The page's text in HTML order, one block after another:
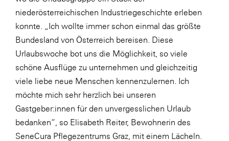
SeneCura
SERVICE&MORE
SKINUANCE®
Somfy
Sony DADC
SPIEGLTEC
STIHL Tirol
Trend Micro
niederösterreichischen Industriegeschichte erleben
konnte. „Ich wollte immer schon einmal das größte
Bundesland von Österreich bereisen. Diese
Urlaubswoche bot uns die Möglichkeit, so viele
schöne Ausflüge zu unternehmen und gleichzeitig
viele liebe neue Menschen kennenzulernen. Ich
möchte mich sehr herzlich bei unseren
Gastgeber:innen für den unvergesslichen Urlaub
bedanken“, so Elisabeth Reiter, Bewohnerin des
SeneCura Pflegezentrums Graz, mit einem Lächeln.